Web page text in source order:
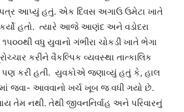
આપ્યું હતું. એક દિવસ અગાઉ ઉમેટા ખાતે
કર્યો હતો. ત્યારે આજે આણંદ અને વડોદરા
વધુ યુવાનો ગંભીરા ચોકડી ખાતે ભેગા
કરીને વૈકલ્પિક વ્યવસ્થા તાત્કાલિક
પણ કરી હતી. યુવકોએ જણાવ્યું હતું કે, હાલ
જવા- આવવાનો ખર્ચ ખૂબ જ વધી ગયો છે.
તેમ નથી. તેથી જીવનનિર્વાહ અને પરિવારનું